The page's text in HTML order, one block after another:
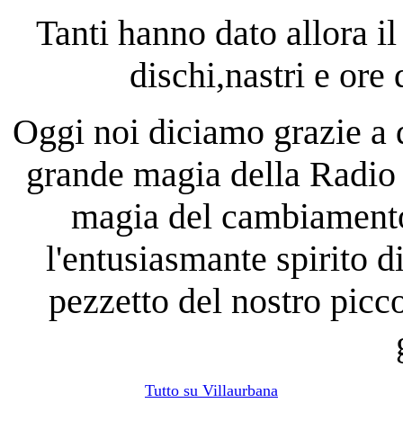
Tanti hanno dato allora
dischi,nastri e ore
Oggi noi diciamo grazie a
grande magia della
magia del
l'entusiasmante spirito
pezzetto del nostro
Tutto su Villaurbana